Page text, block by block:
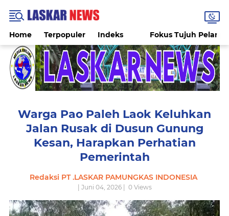
Home Terpopuler Indeks Fokus Tujuh
Warga Pao Paleh Laok Keluhkan
Jalan Rusak di Dusun Gunung
Kesan, Harapkan Perhatian
Pemerintah
Redaksi PT .LASKAR PAMUNGKAS INDONESIA
| Juni 04, 2026 | 0Views